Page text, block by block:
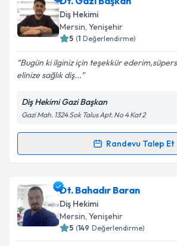
oluşturun. Size bu uzmandan randevu
takvim hazırlandığında e-posta ile
Kişisel verilerimin işlenmesine
Metni'ni okudum ve kişisel
kapsamda işlenmesini kabul
Diş Hekimi
Mersin, Yenişehir
5 (1 Değerlendirme)
Bugün ki ilginiz için teşekkür
elinize sağlık diş...
Diş Hekimi Gazi Başkan
Gazi Mah. 1324 Sok Talus Apt. No 4 Kat 2
Randevu Talep Et
Randevu Takvimi Talebi
Dt. Gazi Başkaniçin randevu
Size bu uzmandan randevu almanız
hazırlandığında e-posta ile
Dt. Bahadır Baran
Diş Hekimi
Mersin, Yenişehir
5 (149 Değerlendirme)